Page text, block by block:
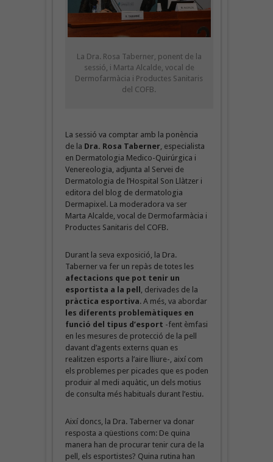
La Dra. Rosa Taberner, ponent de la
sessió, i Marta Alcalde, vocal de
Dermofarmàcia i Productes Sanitaris
del COFB.
La sessió va comptar amb la ponència
de la Dra. Rosa Taberner, especialista
en Dermatologia Medico-Quirúrgica i
Venereologia, adjunta al Servei de
Dermatologia de l’Hospital Son Llàtzer i
editora del blog de dermatologia
Dermapixel. La moderadora va ser
Marta Alcalde, vocal de Dermofarmàcia i
Productes Sanitaris del COFB.
Durant la seva exposició, la Dra.
Taberner va fer un repàs de totes les
afectacions que pot tenir un
esportista a la pell , derivades de la
pràctica esportiva. A més, va abordar
les diferents problemàtiques en
funció del tipus d’esport -fent èmfasi
en les mesures de protecció de la pell
davant d’agents externs quan es
realitzen esports a l’aire lliure-, així com
els problemes per picades que es poden
produir al medi aquàtic, un dels motius
de consulta més habituals durant l’estiu.
Així doncs, la Dra. Taberner va donar
resposta a qüestions com: De quina
manera han de procurar tenir cura de la
pell, els esportistes? Quina rutina han